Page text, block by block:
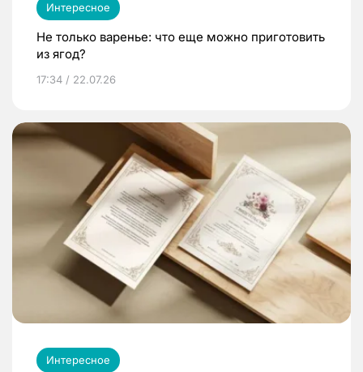
Интересное
Не только варенье: что еще можно приготовить
из ягод?
17:34 / 22.07.26
Интересное